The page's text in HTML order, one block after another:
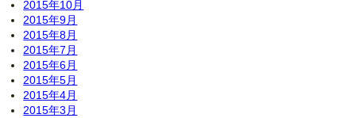
2015年10月
2015年9月
2015年8月
2015年7月
2015年6月
2015年5月
2015年4月
2015年3月